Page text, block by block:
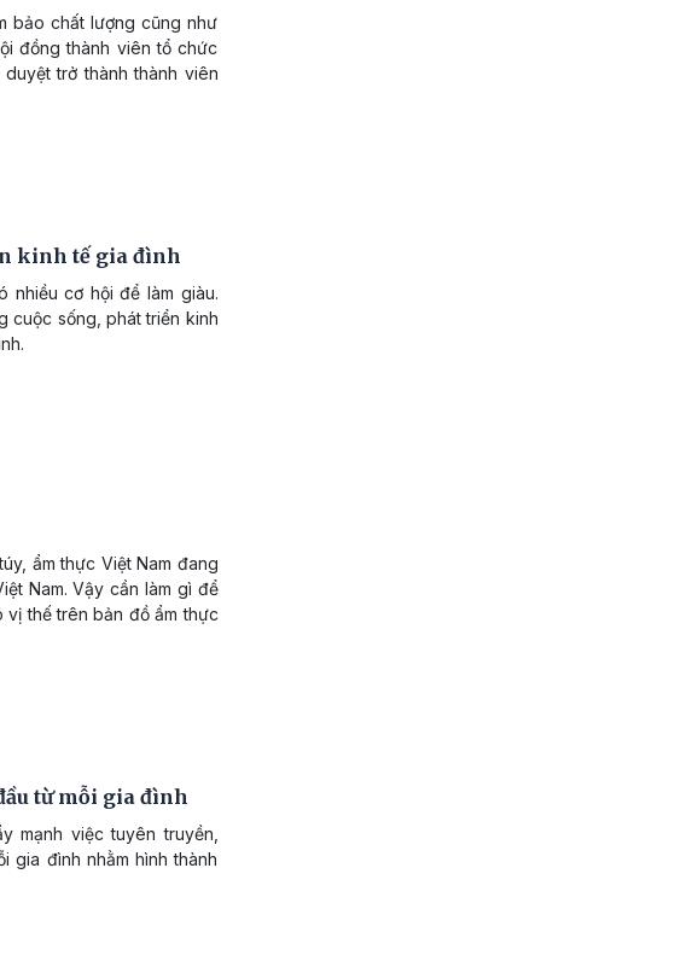
bảo chất lượng cũng như
đồng thành viên tổ chức
trở thành thành viên
kinh tế gia đình
nhiều cơ hội để làm giàu.
cuộc sống, phát triển kinh
ẩm thực Việt Nam đang
Nam. Vậy cần làm gì để
vị thế trên bản đồ ẩm thực
từ mỗi gia đình
mạnh việc tuyên truyền,
gia đình nhằm hình thành